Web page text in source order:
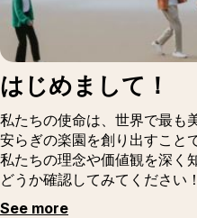
はじめまして！
私たちの使命は、世界で最も
安らぎの楽園を創り出すこと
私たちの理念や価値観を深く
どうか確認してみてください！
See more